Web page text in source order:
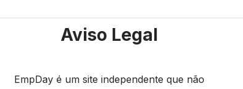
Aviso Legal
EmpDay é um site independente que não